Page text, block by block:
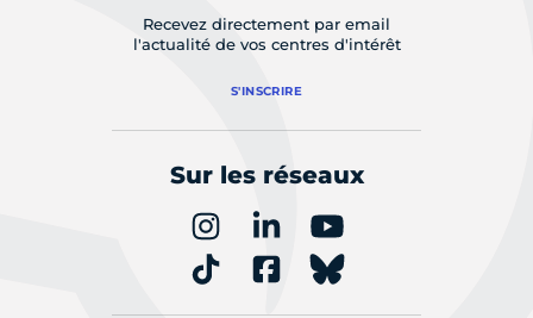
Recevez directement par email
l'actualité de vos centres d'intérêt
S'INSCRIRE
Sur les réseaux